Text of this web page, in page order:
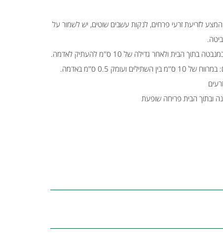
המצע לזריעת זרעי פרחים, לנקות עשבים שוטים, יש לשמור על
הבית ולאחר גדילה של 10 ס''מ להעתיק לאדמה.
ועומק 0.5 ס''מ באדמה.
ובתוך הבית פריחה שופעת